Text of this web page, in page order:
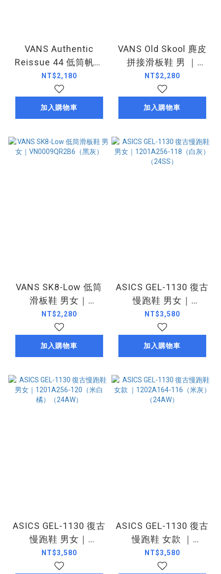
VANS Authentic
Reissue 44 低筒帆布
鞋 男女｜
VN000CT71KP（黑
白）
NT$2,180
加入購物車
VANS Old Skool 麂皮
拼接滑板鞋 男 ｜
VN000CP5G0Z（灰）
NT$2,280
加入購物車
VANS SK8-Low 低筒
滑板鞋 男女｜
VN0009QR2B6（黑
灰）
NT$2,280
加入購物車
ASICS GEL-1130 復古
慢跑鞋 男女｜
1201A256-118（白
灰）（24SS）
NT$3,580
加入購物車
ASICS GEL-1130 復古
慢跑鞋 男女｜
1201A256-120（米白
橘）（24AW）
NT$3,580
ASICS GEL-1130 復古
慢跑鞋 女款 ｜
1202A164-116（米
灰）（24AW）
NT$3,580